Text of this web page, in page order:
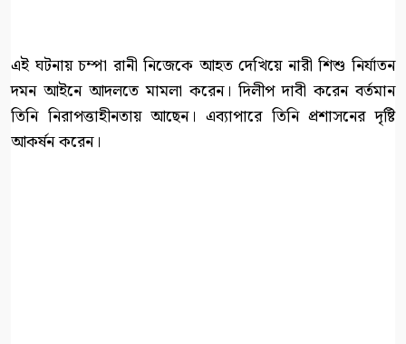
এই ঘটনায় চম্পা রানী নিজেকে আহত দেখিয়ে নারী শিশু নির্যাতন
দমন আইনে আদলতে মামলা করেন। দিলীপ দাবী করেন বর্তমান
তিনি নিরাপত্তাহীনতায় আছেন। এব্যাপারে তিনি প্রশাসনের দৃষ্টি
আকর্ষন করেন।